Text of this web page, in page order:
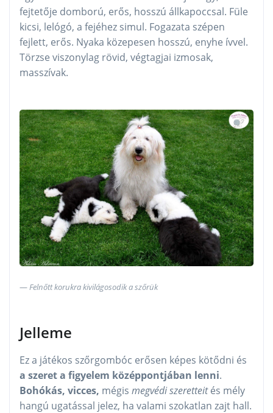
fejtetője domború, erős, hosszú állkapoccsal. Füle
kicsi, lelógó, a fejéhez simul. Fogazata szépen
fejlett, erős. Nyaka közepesen hosszú, enyhe ívvel.
Törzse viszonylag rövid, végtagjai izmosak,
masszívak.
Felnőtt korukra kivilágosodik a szőrük
Jelleme
Ez a játékos szőrgombóc erősen képes kötődni és
a szeret a figyelem középpontjában lenni.
Bohókás, vicces, mégis megvédi szeretteités mély
hangú ugatással jelez, ha valami szokatlan zajt hall.